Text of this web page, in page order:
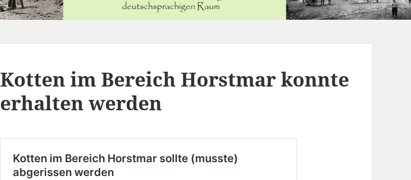
Kotten im Bereich Horstmar konnte
erhalten werden